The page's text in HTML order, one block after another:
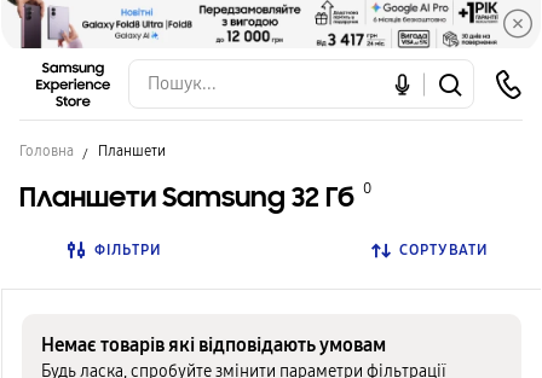
Головна Планшети
Планшети Samsung 32 Гб 0
ФІЛЬТРИ СОРТУВАТИ
Немає товарів які відповідають умовам
Будь ласка, спробуйте змінити параметри фільтрації